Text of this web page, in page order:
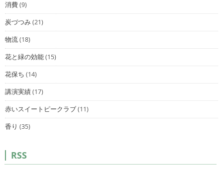
消費(9)
炭づつみ(21)
物流(18)
花と緑の効能(15)
花保ち (14)
講演実績(17)
赤いスイートピークラブ(11)
香り (35)
RSS